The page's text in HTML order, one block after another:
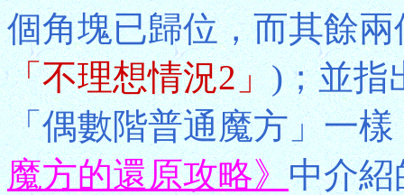
個角塊已歸位，而其餘
「不理想情況2」)；並指
「偶數階普通魔方」一樣
魔方的還原攻略》中介紹